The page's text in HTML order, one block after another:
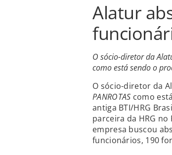
Alatur
O sócio-diretor da
como está sendo o
O sócio-diretor da
PANROTAS como
antiga BTI/HRG
parceira da HRG
empresa buscou
funcionários, 190